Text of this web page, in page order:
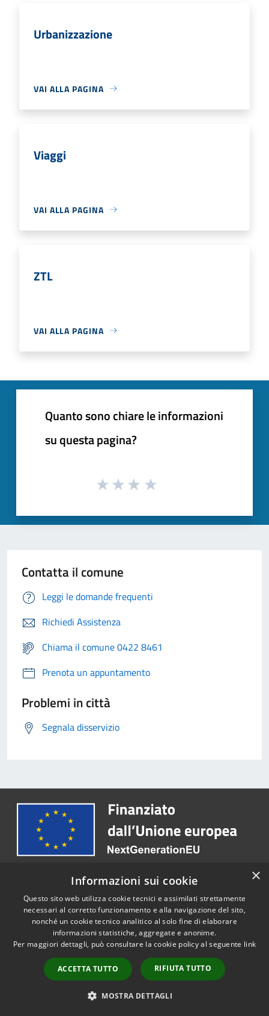
Urbanizzazione
VAI ALLA PAGINA
Viaggi
VAI ALLA PAGINA
ZTL
VAI ALLA PAGINA
Quanto sono chiare le informazioni
su questa pagina?
Contatta il comune
Leggi le domande frequenti
Richiedi Assistenza
Chiama il comune 0422 8461
Prenota un appuntamento
Problemi in città
Segnala disservizio
Comune di Roncade
SEGUICI SU
Youtube Instagram
×
Informazioni sui cookie
Questo sito web utilizza cookie tecnici e assimilati strettamente
necessari al corretto funzionamento e alla navigazione del sito,
nonché un cookie tecnico analitico al solo fine di elaborare
informazioni statistiche, aggregate e anonime.
Per maggiori dettagli, può consultare la cookie policy al seguente link
ACCETTA TUTTO RIFIUTA TUTTO
MOSTRA DETTAGLI